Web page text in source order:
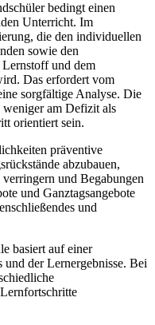
bedingt einen
Unterricht. Im
die den individuellen
sowie den
und dem
Das erfordert vom
sorgfältige Analyse. Die
weniger am Defizit als
orientiert sein.
präventive
abzubauen,
und Begabungen
und Ganztagsangebote
und
basiert auf einer
und der Lernergebnisse. Bei